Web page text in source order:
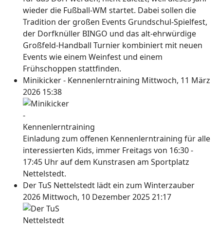
wieder die Fußball-WM startet. Dabei sollen die
Tradition der großen Events Grundschul-Spielfest,
der Dorfknüller BINGO und das alt-ehrwürdige
Großfeld-Handball Turnier kombiniert mit neuen
Events wie einem Weinfest und einem
Frühschoppen stattfinden.
Minikicker - Kennenlerntraining Mittwoch, 11 März
2026 15:38
Einladung zum offenen Kennenlerntraining für alle
interessierten Kids, immer Freitags von 16:30 -
17:45 Uhr auf dem Kunstrasen am Sportplatz
Nettelstedt.
Der TuS Nettelstedt lädt ein zum Winterzauber
2026 Mittwoch, 10 Dezember 2025 21:17